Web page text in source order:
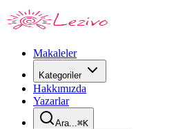
Makaleler
Kategoriler
Hakkımızda
Yazarlar
Ara...⌘K